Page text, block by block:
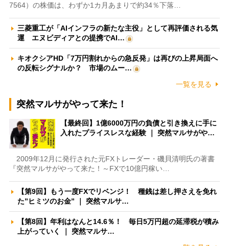
7564）の株価は、わずか1カ月あまりで約34％下落…
三菱重工が「AIインフラの新たな主役」として再評価される気
運 エヌビディアとの提携でAI…
キオクシアHD「7万円割れからの急反発」は再びの上昇局面へ
の反転シグナルか？ 市場のムー…
一覧を見る
突然マルサがやって来た！
【最終回】1億6000万円の負債と引き換えに手に
入れたプライスレスな経験 ｜ 突然マルサがや…
2009年12月に発行された元FXトレーダー・磯貝清明氏の著書
『突然マルサがやって来た！～FXで10億円稼い…
【第9回】もう一度FXでリベンジ！ 種銭は差し押さえを免れ
た”ヒミツのお金” ｜ 突然マルサ…
【第8回】年利はなんと14.6％！ 毎日5万円超の延滞税が積み
上がっていく ｜ 突然マルサ…